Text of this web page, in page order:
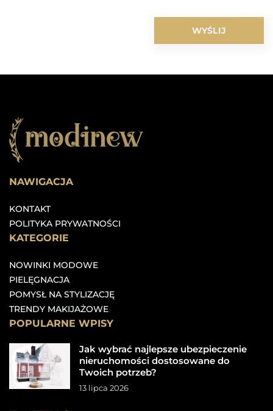
NAWIGACJA
KONTAKT
POLITYKA PRYWATNOŚCI
KATEGORIE
NOWINKI MODOWE
PIELĘGNACJA
POMYSŁ NA STYLIZACJĘ
TRENDY MAKIJAŻOWE
POPULARNE WPISY
Jak wybrać najlepsze ubezpieczenie
nieruchomości dostosowane do
Twoich potrzeb?
13 lipca 2026